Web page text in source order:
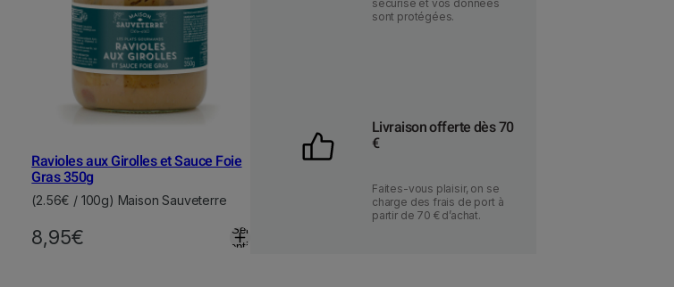
Ravioles aux Girolles et Sauce Foie
Gras 350g
(2.56€ / 100g) Maison Sauveterre
8,95€
Select
options
sécurisé et vos données
sont protégées.
Livraison offerte dès 70
€
Faites-vous plaisir, on se
charge des frais de port à
partir de 70 € d’achat.